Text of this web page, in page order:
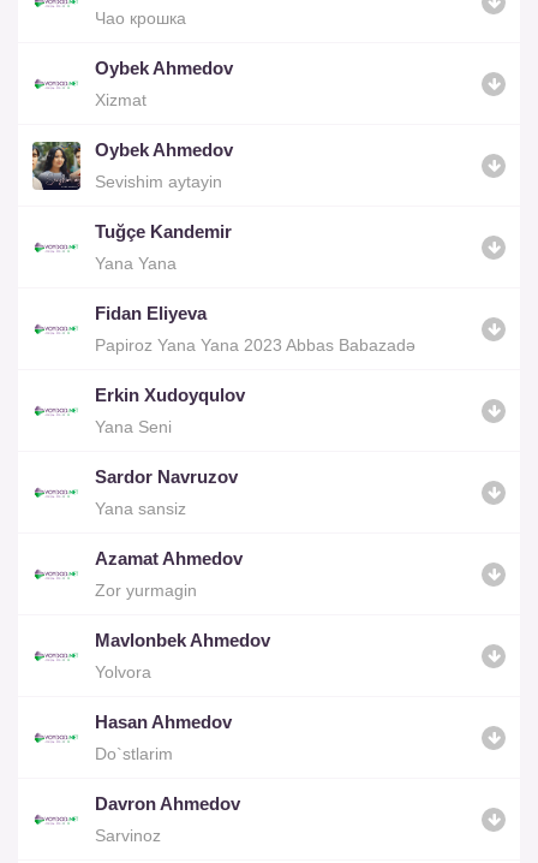
Чао крошка
Oybek Ahmedov
Xizmat
Oybek Ahmedov
Sevishim aytayin
Tuğçe Kandemir
Yana Yana
Fidan Eliyeva
Papiroz Yana Yana 2023 Abbas Babazadə
Erkin Xudoyqulov
Yana Seni
Sardor Navruzov
Yana sansiz
Azamat Ahmedov
Zor yurmagin
Mavlonbek Ahmedov
Yolvora
Hasan Ahmedov
Do`stlarim
Davron Ahmedov
Sarvinoz